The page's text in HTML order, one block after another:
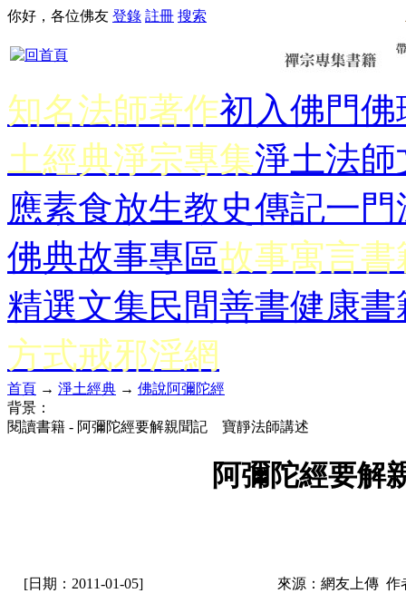
你好，各位佛友 登錄 註冊 搜索
知名法師著作初入佛門佛
土經典淨宗專集淨土法師
應素食放生教史傳記一門
佛典故事專區故事寓言書
精選文集民間善書健康書
方式戒邪淫網
首頁 → 淨土經典 → 佛說阿彌陀經
背景：
閱讀書籍 - 阿彌陀經要解親聞記 寶靜法師講述
阿彌陀經要
[日期：2011-01-05] 來源：網友上傳 作